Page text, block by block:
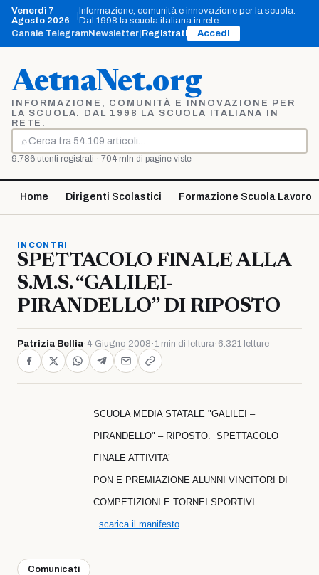
Vai
contenuto
Venerdì 7
Agosto 2026
Informazione, comunità e innovazione per la scuola.
Dal 1998 la scuola italiana in rete.
Canale TelegramNewsletter Registrati Accedi
AetnaNet.org
INFORMAZIONE, COMUNITÀ E INNOVAZIONE PER
LA SCUOLA. DAL 1998 LA SCUOLA ITALIANA IN
RETE.
⌕
Cerca
9.786 utenti registrati · 704 mln di pagine viste
Home Dirigenti Scolastici Formazione Scuola Lavoro
INCONTRI
SPETTACOLO FINALE ALLA
S.M.S. “GALILEI-
PIRANDELLO” DI RIPOSTO
Patrizia Bellia· 4 Giugno 2008 ·1 min di lettura· 6.321 letture
SCUOLA MEDIA STATALE "GALILEI –
PIRANDELLO" – RIPOSTO. SPETTACOLO
FINALE ATTIVITA’
PON E PREMIAZIONE ALUNNI VINCITORI DI
COMPETIZIONI E TORNEI SPORTIVI.
scarica il manifesto
Comunicati